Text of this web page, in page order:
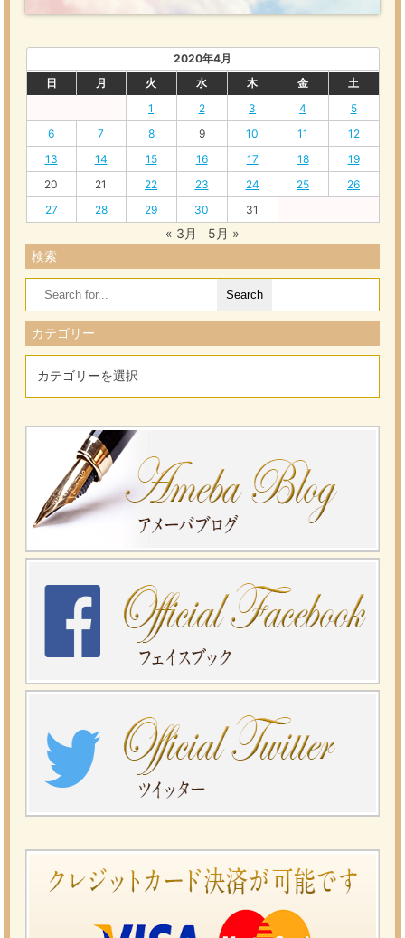
2020年4月
日
月 火 水 木 金
土
1
2 3 4
5
6
7 8 9 10 11
12
13
14 15 16 17 18
19
20
21 22 23 24 25
26
27
28 29 30 31
« 3月
5月 »
検索
Search
for:
カテゴリー